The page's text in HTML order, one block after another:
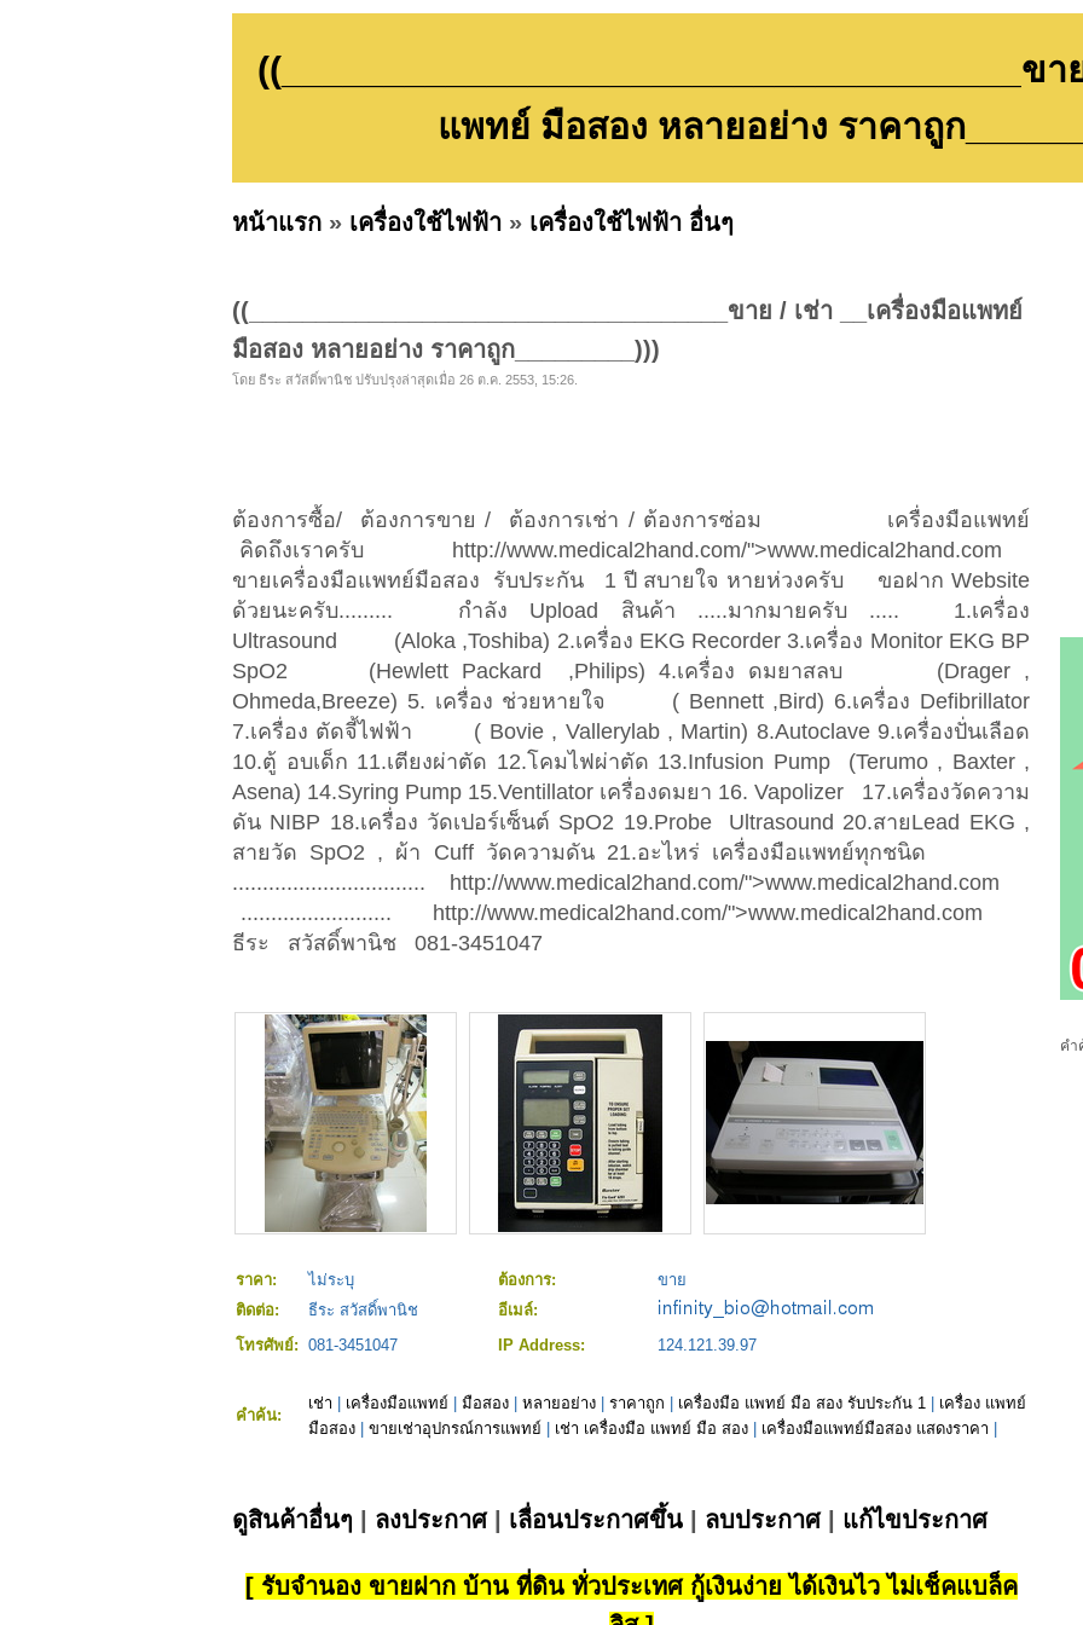
((____________________________________ขา
แพทย์ มือสอง หลายอย่าง ราคาถูก
หน้าแรก » เครื่องใช้ไฟฟ้า » เครื่องใช้ไฟฟ้า อื่นๆ
((____________________________________ขาย / เช่า __เครื่องมือแพทย์
มือสอง หลายอย่าง ราคาถูก_________)))
โดย ธีระ สวัสดิ์พานิช ปรับปรุงล่าสุดเมื่อ 26 ต.ค. 2553, 15:26.
ต้องการซื้อ/ ต้องการขาย / ต้องการเช่า / ต้องการซ่อม เครื่องมือแพทย์
คิดถึงเราครับ http://www.medical2hand.com/">www.medical2hand.com
ขายเครื่องมือแพทย์มือสอง รับประกัน 1 ปี สบายใจ หายห่วงครับ ขอฝาก Website
ด้วยนะครับ......... กำลัง Upload สินค้า .....มากมายครับ ..... 1.เครื่อง
Ultrasound (Aloka ,Toshiba) 2.เครื่อง EKG Recorder 3.เครื่อง Monitor EKG BP
SpO2 (Hewlett Packard ,Philips) 4.เครื่อง ดมยาสลบ (Drager ,
Ohmeda,Breeze) 5. เครื่อง ช่วยหายใจ ( Bennett ,Bird) 6.เครื่อง Defibrillator
7.เครื่อง ตัดจี้ไฟฟ้า ( Bovie , Vallerylab , Martin) 8.Autoclave 9.เครื่องปั่นเลือด
10.ตู้ อบเด็ก 11.เตียงผ่าตัด 12.โคมไฟผ่าตัด 13.Infusion Pump (Terumo , Baxter ,
Asena) 14.Syring Pump 15.Ventillator เครื่องดมยา 16. Vapolizer 17.เครื่องวัดความ
ดัน NIBP 18.เครื่อง วัดเปอร์เซ็นต์ SpO2 19.Probe Ultrasound 20.สายLead EKG ,
สายวัด SpO2 , ผ้า Cuff วัดความดัน 21.อะไหร่ เครื่องมือแพทย์ทุกชนิด
................................ http://www.medical2hand.com/">www.medical2hand.com
......................... http://www.medical2hand.com/">www.medical2hand.com
ธีระ สวัสดิ์พานิช 081-3451047
ราคา: ไม่ระบุ ต้องการ:
ขาย
ติดต่อ:
ธีระ สวัสดิ์พานิช
อีเมล์:
โทรศัพย์: 081-3451047 IP Address: 124.121.39.97
คำค้น:
เช่า เครื่องมือแพทย์ มือสอง หลายอย่าง ราคาถูก เครื่องมือ แพทย์ มือ สอง รับประกัน 1
เครื่อง แพทย์
มือสอง
ขายเช่าอุปกรณ์การแพทย์ เช่า เครื่องมือ แพทย์ มือ สอง เครื่องมือแพทย์มือสอง แสดงราคา
ดูสินค้าอื่นๆ ลงประกาศ| เลื่อนประกาศขึ้น ลบประกาศ| แก้ไขประกาศ
[ รับจำนอง ขายฝาก บ้าน ที่ดิน ทั่วประเทศ กู้เงินง่าย ได้เงินไว ไม่เช็คแบล็ค
คำ